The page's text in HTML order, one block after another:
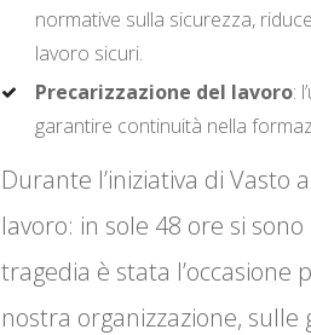
normative sulla sicurezza,
lavoro sicuri.
Precarizzazione del lavoro:
garantire continuità nella
Durante l’iniziativa di
lavoro: in sole 48 ore si
tragedia è stata l’occasione
nostra organizzazione,